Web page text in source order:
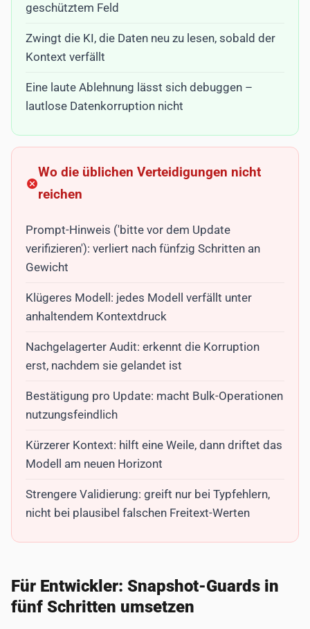
geschütztem Feld
Zwingt die KI, die Daten neu zu lesen, sobald der
Kontext verfällt
Eine laute Ablehnung lässt sich debuggen –
lautlose Datenkorruption nicht
Wo die üblichen Verteidigungen nicht
reichen
Prompt-Hinweis ('bitte vor dem Update
verifizieren'): verliert nach fünfzig Schritten an
Gewicht
Klügeres Modell: jedes Modell verfällt unter
anhaltendem Kontextdruck
Nachgelagerter Audit: erkennt die Korruption
erst, nachdem sie gelandet ist
Bestätigung pro Update: macht Bulk-Operationen
nutzungsfeindlich
Kürzerer Kontext: hilft eine Weile, dann driftet das
Modell am neuen Horizont
Strengere Validierung: greift nur bei Typfehlern,
nicht bei plausibel falschen Freitext-Werten
Für Entwickler: Snapshot-Guards in
fünf Schritten umsetzen